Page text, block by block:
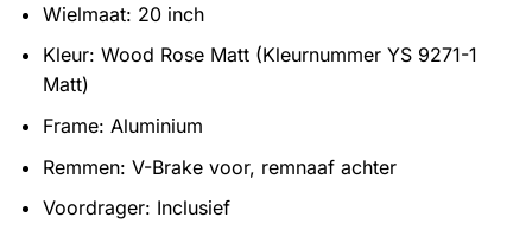
Wielmaat: 20 inch
Kleur: Wood Rose Matt (Kleurnummer YS 9271-1
Matt)
Frame: Aluminium
Remmen: V-Brake voor, remnaaf achter
Voordrager: Inclusief